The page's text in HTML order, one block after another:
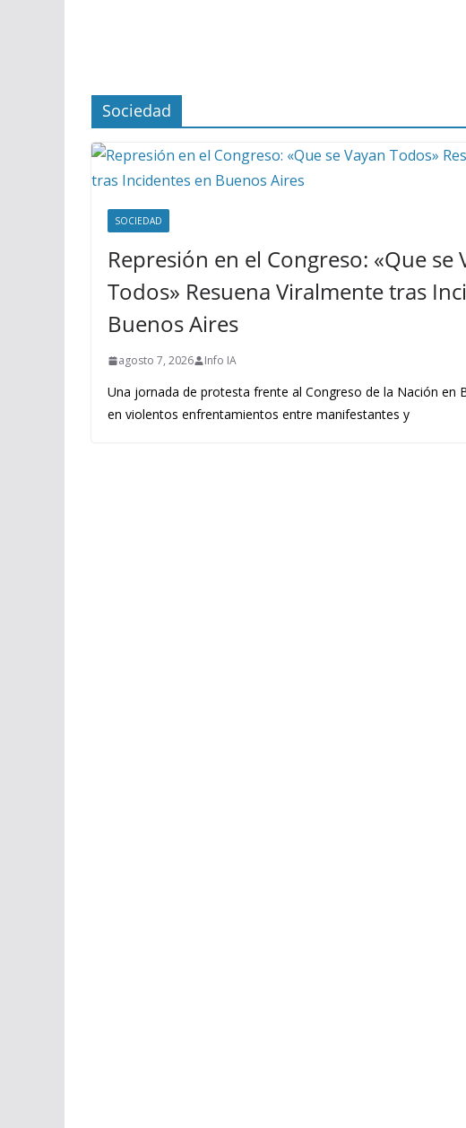
Sociedad
SOCIEDAD
Represión en el Congreso: «Que se
Todos» Resuena Viralmente tras
Buenos Aires
agosto 7, 2026 Info IA
Una jornada de protesta frente al Congreso de la Nación en
en violentos enfrentamientos entre manifestantes y